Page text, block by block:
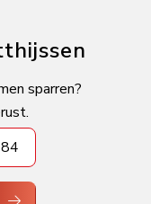
sparren?